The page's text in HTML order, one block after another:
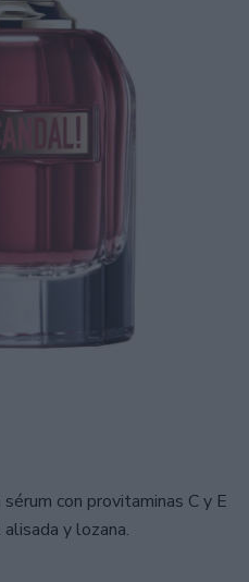
sérum con provitaminas C y E
y lozana.